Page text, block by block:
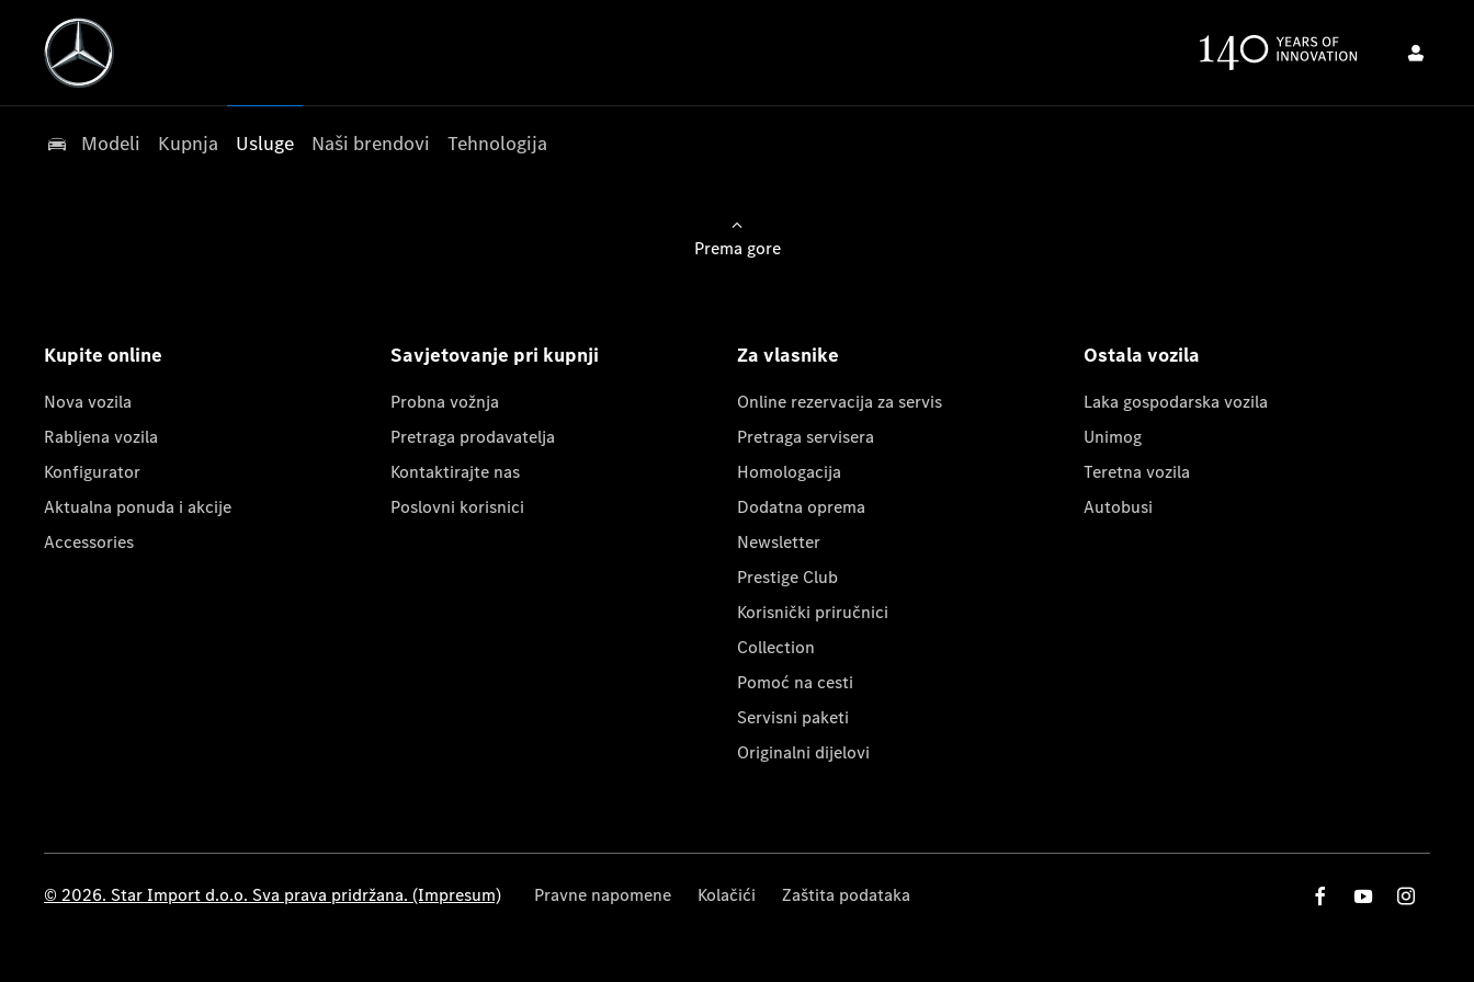
Modeli Kupnja Usluge Naši brendovi Tehnologija
Prema gore
Kupite online
Nova vozila
Rabljena vozila
Konfigurator
Aktualna ponuda i akcije
Accessories
Savjetovanje pri kupnji
Probna vožnja
Pretraga prodavatelja
Kontaktirajte nas
Poslovni korisnici
Za vlasnike
Online rezervacija za servis
Pretraga servisera
Homologacija
Dodatna oprema
Newsletter
Prestige Club
Korisnički priručnici
Collection
Pomoć na cesti
Servisni paketi
Originalni dijelovi
Ostala vozila
Laka gospodarska vozila
Unimog
Teretna vozila
Autobusi
© 2026. Star Import d.o.o. Sva prava pridržana. (Impresum) Pravne napomene Kolačići Zaštita podataka